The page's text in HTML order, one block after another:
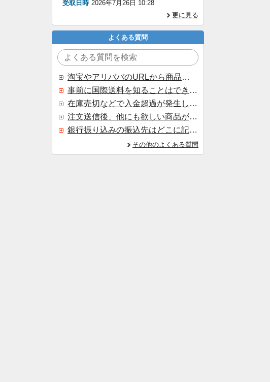
受取日時 2026年7月26日 10:28
更に見る
よくある質問
淘宝やアリババのURLから商品を探すことはできますか？
事前に国際送料を知ることはできますか？
在庫売切などで入金超過が発生した場合はいつ返金されますか？
注文送信後、他にも欲しい商品が見つかった場合、追加注文できますか？
銀行振り込みの振込先はどこに記載されていますか？
その他のよくある質問